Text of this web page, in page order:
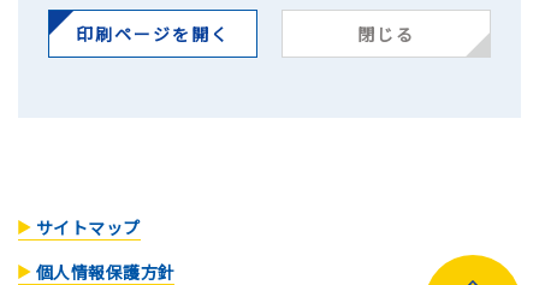
印刷ページを開く 閉じる
サイトマップ
個人情報保護方針